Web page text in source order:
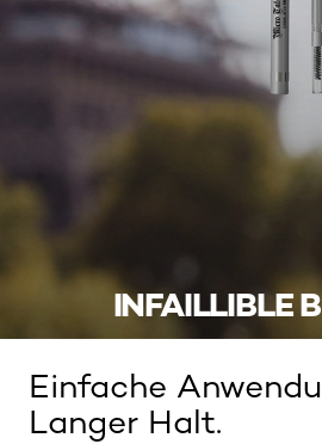
INFAILLIBLE
Einfache
Langer Halt.